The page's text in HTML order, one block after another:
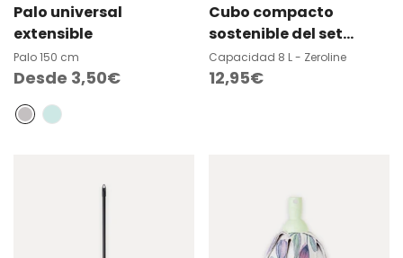
Palo universal
extensible
Palo 150 cm
Precio
regular
Desde 3,50€
Cubo compacto
sostenible del set
Caddy
Capacidad 8 L - Zeroline
Precio
12,95€